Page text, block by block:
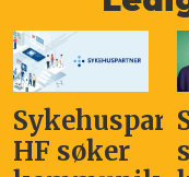
HF søker